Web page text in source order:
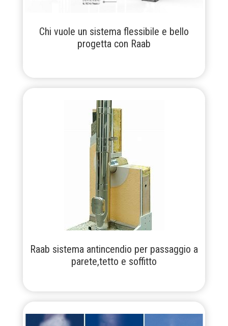
Chi vuole un sistema flessibile e bello
progetta con Raab
Raab sistema antincendio per passaggio a
parete,tetto e soffitto